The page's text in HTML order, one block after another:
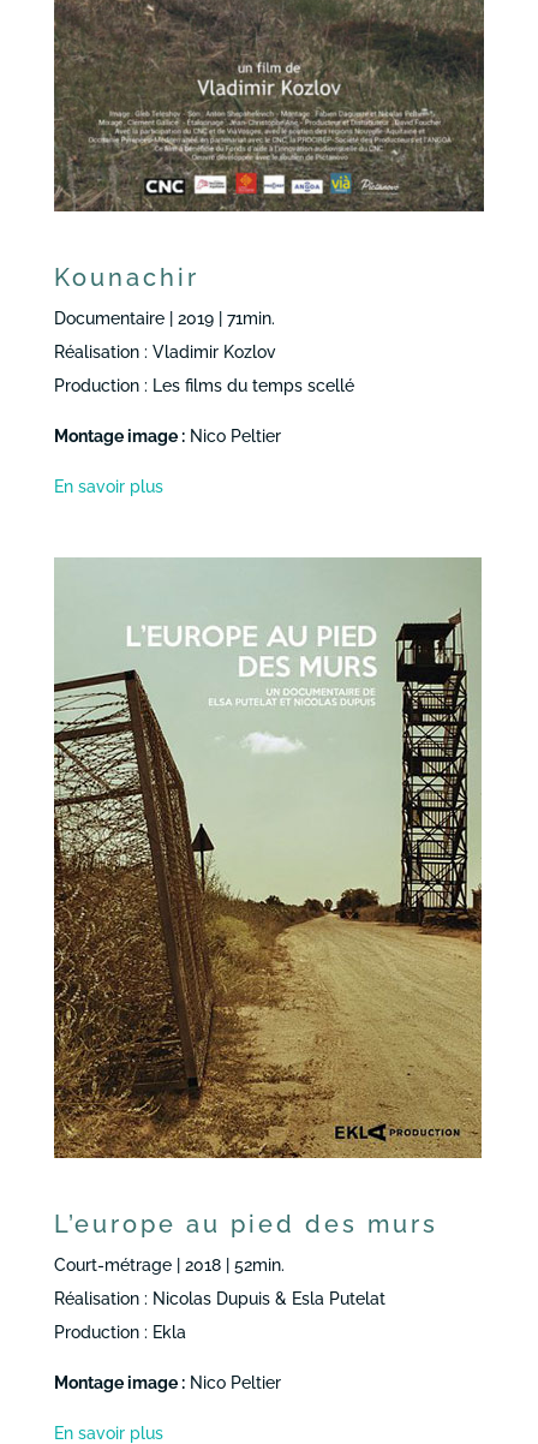
Kounachir
Documentaire | 2019 | 71min.
Réalisation : Vladimir Kozlov
Production : Les films du temps scellé
Montage image :Nico Peltier
En savoir plus
L’europe au pied des murs
Court-métrage | 2018 | 52min.
Réalisation : Nicolas Dupuis & Esla Putelat
Production : Ekla
Montage image :Nico Peltier
En savoir plus